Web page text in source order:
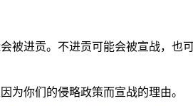
被进贡。不进贡可能会被宣战，
为你们的侵略政策而宣战的理由。